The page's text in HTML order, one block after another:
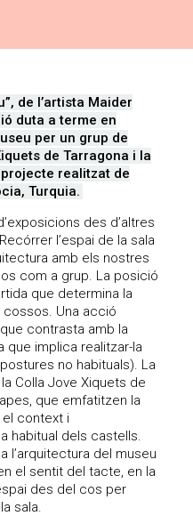
de l’artista Maider
duta a terme en
per un grup de
de Tarragona i la
realitzat de
Turquia.
des d’altres
l’espai de la sala
amb els nostres
com a grup. La posició
que determina la
Una acció
contrasta amb la
implica realitzar-la
no habituals). La
Colla Jove Xiquets de
que emfatitzen la
context i
habitual dels castells.
l’arquitectura del museu
el sentit del tacte, en la
des del cos per
sala.